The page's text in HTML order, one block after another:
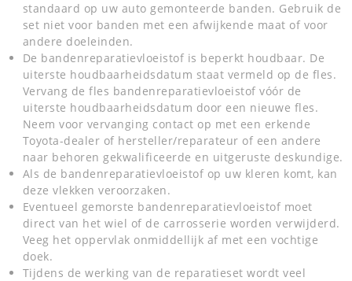
standaard op uw auto gemonteerde banden. Gebruik de
set niet voor banden met een afwijkende maat of voor
andere doeleinden.
De bandenreparatievloeistof is beperkt houdbaar. De
uiterste houdbaarheidsdatum staat vermeld op de fles.
Vervang de fles bandenreparatievloeistof vóór de
uiterste houdbaarheidsdatum door een nieuwe fles.
Neem voor vervanging contact op met een erkende
Toyota-dealer of hersteller/reparateur of een andere
naar behoren gekwalificeerde en uitgeruste deskundige.
Als de bandenreparatievloeistof op uw kleren komt, kan
deze vlekken veroorzaken.
Eventueel gemorste bandenreparatievloeistof moet
direct van het wiel of de carrosserie worden verwijderd.
Veeg het oppervlak onmiddellijk af met een vochtige
doek.
Tijdens de werking van de reparatieset wordt veel